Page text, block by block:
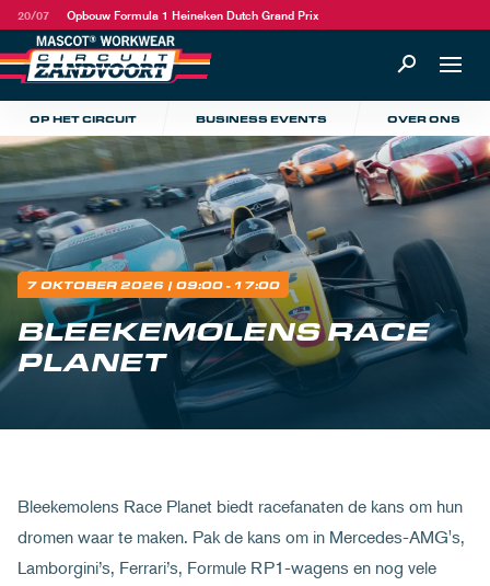
20/07 Opbouw Formula 1 Heineken Dutch Grand Prix
OP HET CIRCUIT BUSINESS EVENTS OVER ONS
7 OKTOBER 2026 | 09:00 - 17:00
BLEEKEMOLENS RACE
PLANET
Bleekemolens Race Planet biedt racefanaten de kans om hun
dromen waar te maken. Pak de kans om in Mercedes-AMG's,
Lamborgini’s, Ferrari’s, Formule RP1-wagens en nog vele